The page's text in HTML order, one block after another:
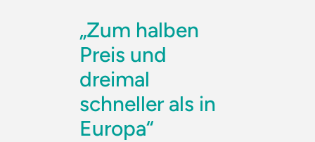
„Zum halben
Preis und
dreimal
schneller als in
Europa“